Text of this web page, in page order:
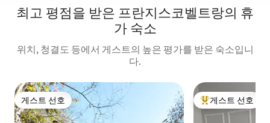
최고 평점을 받은 프란지스코벨트랑의 휴
가 숙소
위치, 청결도 등에서 게스트의 높은 평가를 받은 숙소입니
다.
게스트 선호
게스트 선호 상위 게스트 선호
게스트 선호